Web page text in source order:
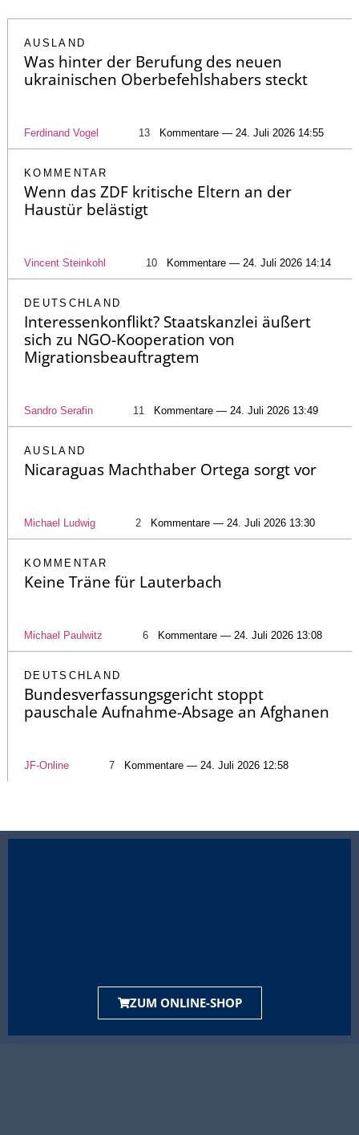
AUSLAND
Was hinter der Berufung des neuen
ukrainischen Oberbefehlshabers steckt
Ferdinand Vogel 13 Kommentare — 24. Juli 2026 14:55
KOMMENTAR
Wenn das ZDF kritische Eltern an der
Haustür belästigt
Vincent Steinkohl 10 Kommentare — 24. Juli 2026 14:14
DEUTSCHLAND
Interessenkonflikt? Staatskanzlei äußert
sich zu NGO-Kooperation von
Migrationsbeauftragtem
Sandro Serafin 11 Kommentare — 24. Juli 2026 13:49
AUSLAND
Nicaraguas Machthaber Ortega sorgt vor
Michael Ludwig 2 Kommentare — 24. Juli 2026 13:30
KOMMENTAR
Keine Träne für Lauterbach
Michael Paulwitz 6 Kommentare — 24. Juli 2026 13:08
DEUTSCHLAND
Bundesverfassungsgericht stoppt
pauschale Aufnahme-Absage an Afghanen
JF-Online 7 Kommentare — 24. Juli 2026 12:58
ZUM ONLINE-SHOP